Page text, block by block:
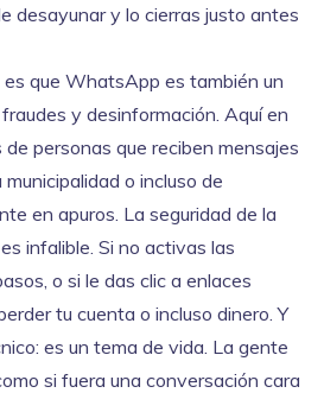
desayunar y lo cierras justo antes
que WhatsApp es también un
y desinformación. Aquí en
personas que reciben mensajes
o incluso de
en apuros. La seguridad de la
infalible. Si no activas las
o si le das clic a enlaces
tu cuenta o incluso dinero. Y
es un tema de vida. La gente
si fuera una conversación cara